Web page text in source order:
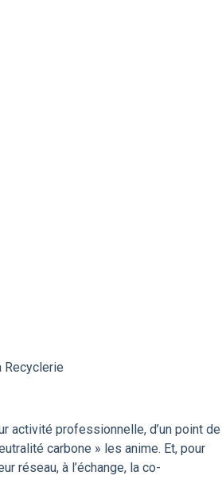
Recyclerie
activité professionnelle, d’un point de
carbone » les anime. Et, pour
réseau, à l’échange, la co-